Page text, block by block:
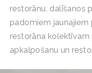
restorānu, dalīšanos
padomiem jaunajiem
restorāna
apkalpošanu un